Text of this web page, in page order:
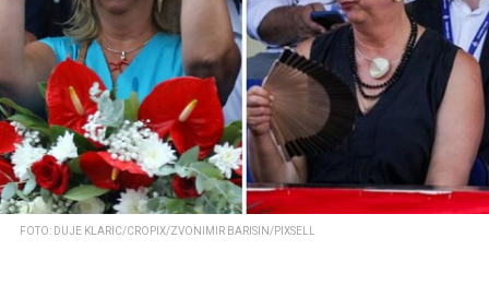
FOTO: DUJE KLARIC/CROPIX/ZVONIMIR BARISIN/PIXSELL